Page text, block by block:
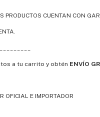
PRODUCTOS CUENTAN CON
a tu carrito y obtén ENVÍO
OFICIAL E IMPORTADOR